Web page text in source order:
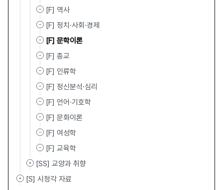
[F] 역사
[F] 정치·사회·경제
[F] 문학이론
[F] 종교
[F] 인류학
[F] 정신분석·심리
[F] 언어·기호학
[F] 문화이론
[F] 여성학
[F] 교육학
[SS] 교양과 취향
[S] 시청각 자료